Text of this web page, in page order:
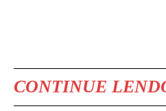
CONTINUE